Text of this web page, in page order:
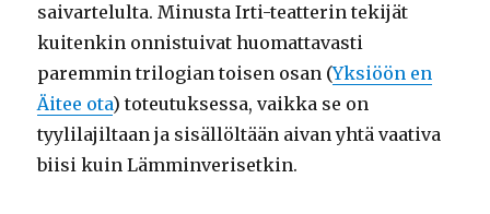
saivartelulta. Minusta Irti-teatterin tekijät
kuitenkin onnistuivat huomattavasti
paremmin trilogian toisen osan (Yksiöön en
Äitee ota) toteutuksessa, vaikka se on
tyylilajiltaan ja sisällöltään aivan yhtä vaativa
biisi kuin Lämminverisetkin.